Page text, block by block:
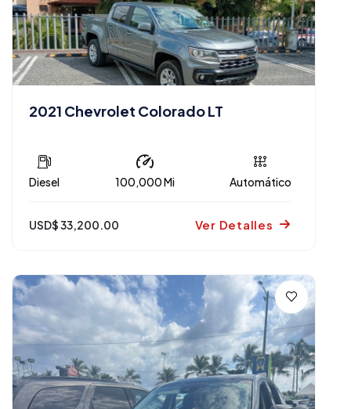
2021 Chevrolet Colorado LT
Diesel 100,000 Mi Automático
USD$ 33,200.00 Ver Detalles